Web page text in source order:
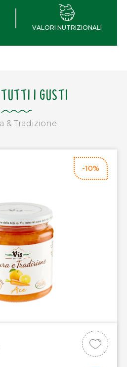
VALORI NUTRIZIONALI
I GUSTI
& Tradizione
-10%